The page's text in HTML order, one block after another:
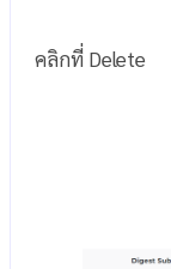
คลิกที่ Delete